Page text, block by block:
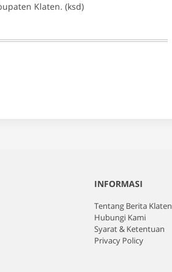
Klaten. (ksd)
INFORMASI
Tentang Berita Klaten
Hubungi Kami
Syarat & Ketentuan
Privacy Policy